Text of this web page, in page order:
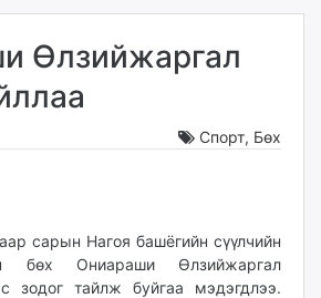
Өлзийжаргал
Спорт, Бөх
сарын Нагоя башёгийн сүүлчийн
бөх Ониараши Өлзийжаргал
зодог тайлж буйгаа мэдэгдлээ.